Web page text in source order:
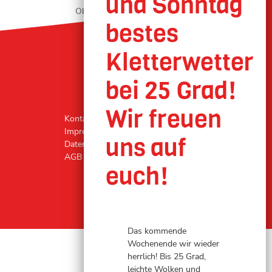
Oberhausen geöffnet
Kontakt
Impressum
Datenschutz
AGB
Das kommende
Wochenende wir wieder
herrlich! Bis 25 Grad,
leichte Wolken und